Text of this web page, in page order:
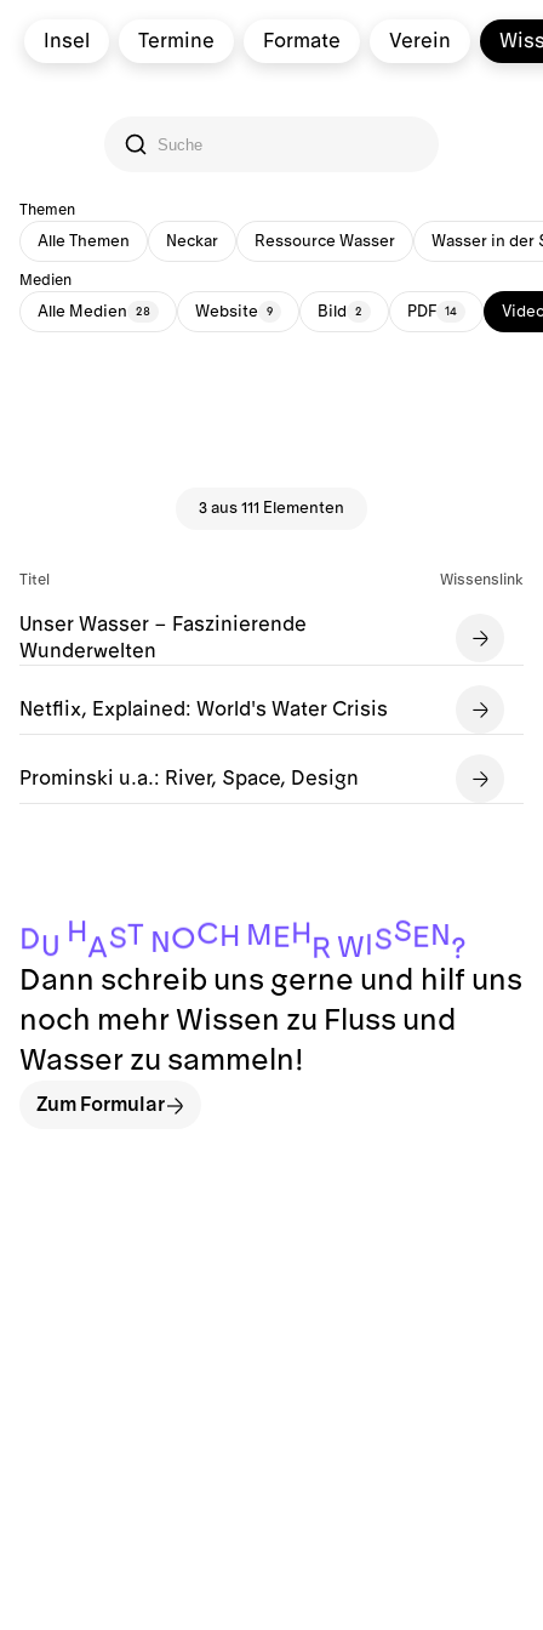
Insel Termine Formate Verein
Themen
Alle Themen Neckar Ressource Wasser Wasser in der
Medien
Alle Medien 28 Website 9 Bild 2 PDF 14
3 aus 111 Elementen
Titel Wissenslink
Unser Wasser – Faszinierende
Wunderwelten
Netflix, Explained: World's Water Crisis
Prominski u.a.: River, Space, Design
DU H
AST N OC H M E H R WI SS E N ?
Dann schreib uns gerne und hilf uns
noch mehr Wissen zu Fluss und
Wasser zu sammeln!
Zum Formular